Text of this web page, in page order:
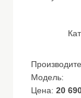
Модель:
Цена:20